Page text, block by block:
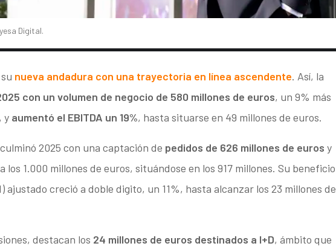
Digital.
nueva andadura con una trayectoria en línea ascendente. Así, la
con un volumen de negocio de 580 millones de euros, un 9% más
y aumentó el EBITDA un 19%, hasta situarse en 49 millones de euros.
2025 con una captación de pedidos de 626 millones de euros y
los 1.000 millones de euros, situándose en los 917 millones. Su beneficio
ajustado creció a doble digito, un 11%, hasta alcanzar los 23 millones de
destacan los 24 millones de euros destinados a I+D, ámbito que